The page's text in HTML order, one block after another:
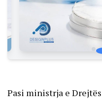
Pasi ministrja e